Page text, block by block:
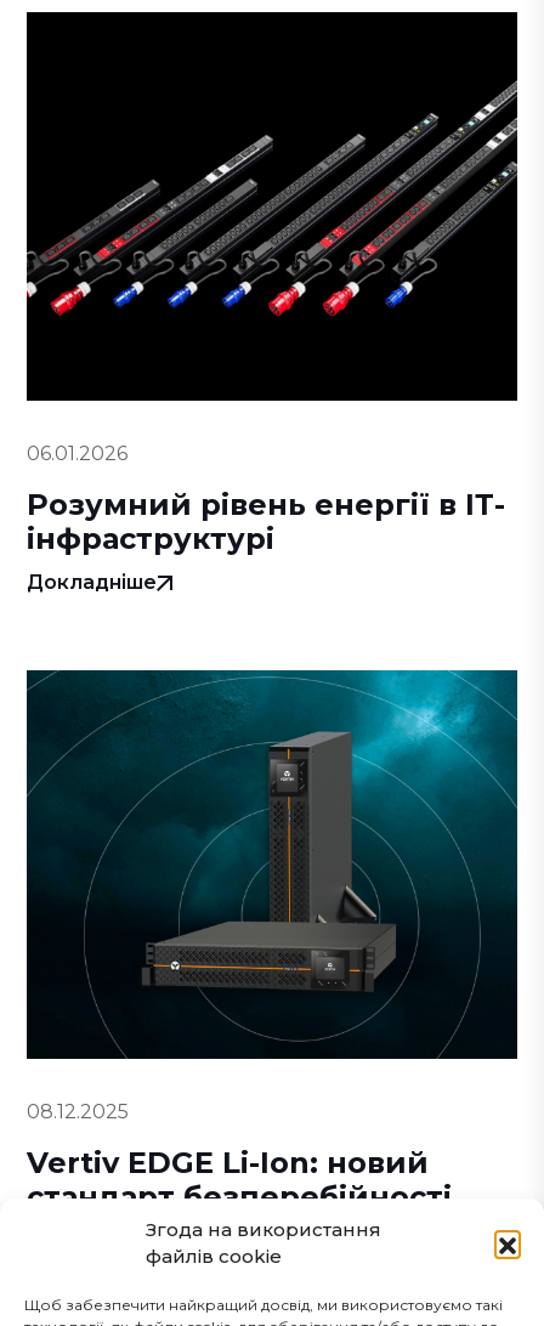
Згода на використання
файлів cookie
Щоб забезпечити найкращий досвід, ми використовуємо такі
06.01.2026
Розумний рівень енергії в ІТ-
інфраструктурі
Докладніше
08.12.2025
Vertiv EDGE Li-Ion: новий
стандарт безперебійності
для сучасного бізнесу
Докладніше